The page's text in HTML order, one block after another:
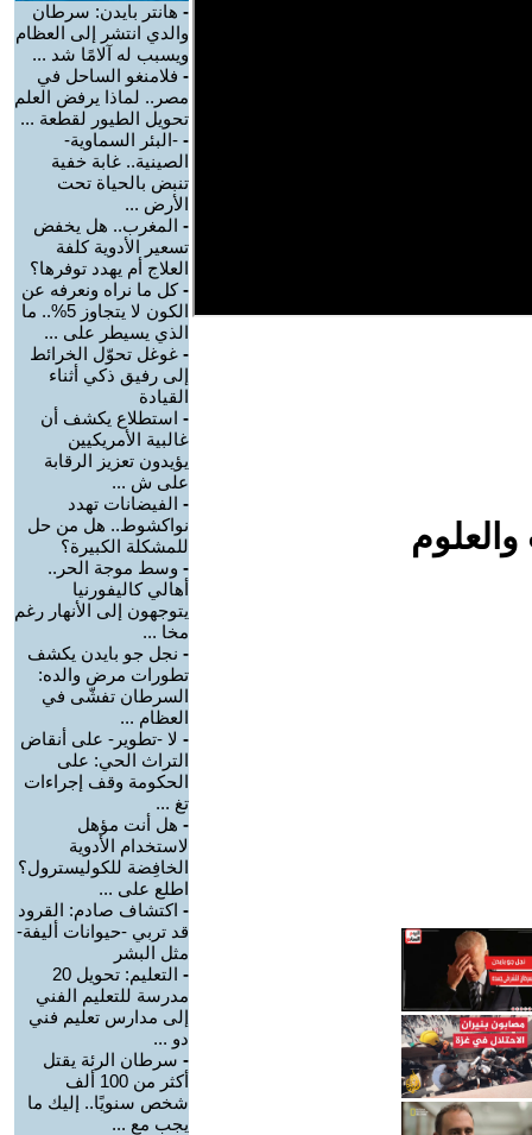
- هانتر بايدن: سرطان
والدي انتشر إلى العظام
ويسبب له آلامًا شد ...
- فلامنغو الساحل في
مصر.. لماذا يرفض العلم
تحويل الطيور لقطعة ...
- -البئر السماوية-
الصينية.. غابة خفية
تنبض بالحياة تحت
الأرض ...
- المغرب.. هل يخفض
تسعير الأدوية كلفة
العلاج أم يهدد توفرها؟
-كل ما نراه ونعرفه عن
الكون لا يتجاوز 5%.. ما
الذي يسيطر على ...
- غوغل تحوّل الخرائط
إلى رفيق ذكي أثناء
القيادة
- استطلاع يكشف أن
غالبية الأمريكيين
يؤيدون تعزيز الرقابة
على ش ...
- الفيضانات تهدد
نواكشوط.. هل من حل
للمشكلة الكبيرة؟
- وسط موجة الحر..
أهالي كاليفورنيا
يتوجهون إلى الأنهار رغم
مخا ...
- نجل جو بايدن يكشف
تطورات مرض والده:
السرطان تفشّى في
العظام ...
- لا -تطوير- على أنقاض
التراث الحي: على
الحكومة وقف إجراءات
تغ ...
- هل أنت مؤهل
لاستخدام الأدوية
الخافِضة للكوليسترول؟
اطلع على ...
- اكتشاف صادم: القرود
قد تربي -حيوانات أليفة-
مثل البشر
-
التعليم: تحويل 20
مدرسة للتعليم الفني
إلى مدارس تعليم فني
دو ...
- سرطان الرئة يقتل
أكثر من 100 ألف
شخص سنويًا.. إليك ما
يجب مع ...